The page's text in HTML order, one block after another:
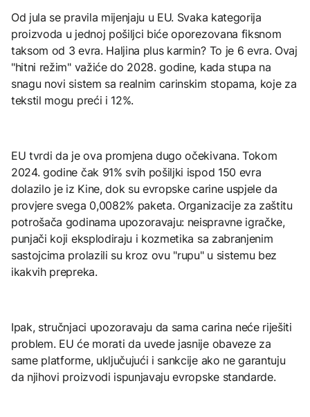
Od jula se pravila mijenjaju u EU. Svaka kategorija
proizvoda u jednoj pošiljci biće oporezovana fiksnom
taksom od 3 evra. Haljina plus karmin? To je 6 evra. Ovaj
"hitni režim" važiće do 2028. godine, kada stupa na
snagu novi sistem sa realnim carinskim stopama, koje za
tekstil mogu preći i 12%.
EU tvrdi da je ova promjena dugo očekivana. Tokom
2024. godine čak 91% svih pošiljki ispod 150 evra
dolazilo je iz Kine, dok su evropske carine uspjele da
provjere svega 0,0082% paketa. Organizacije za zaštitu
potrošača godinama upozoravaju: neispravne igračke,
punjači koji eksplodiraju i kozmetika sa zabranjenim
sastojcima prolazili su kroz ovu "rupu" u sistemu bez
ikakvih prepreka.
Ipak, stručnjaci upozoravaju da sama carina neće riješiti
problem. EU će morati da uvede jasnije obaveze za
same platforme, uključujući i sankcije ako ne garantuju
da njihovi proizvodi ispunjavaju evropske standarde.